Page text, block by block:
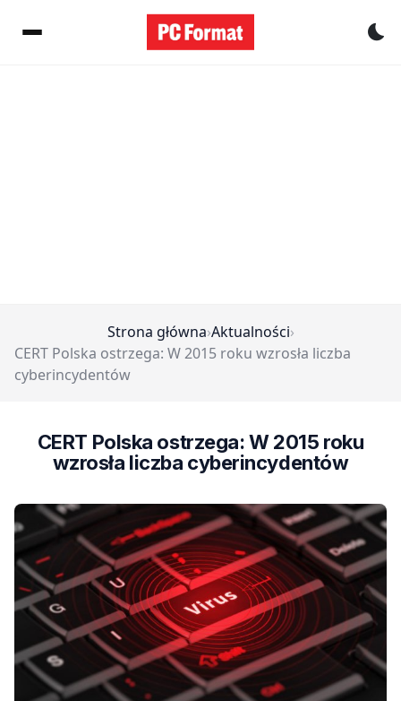
Strona główna›Aktualności›
CERT Polska ostrzega: W 2015 roku wzrosła liczba
cyberincydentów
CERT Polska ostrzega: W 2015 roku
wzrosła liczba cyberincydentów